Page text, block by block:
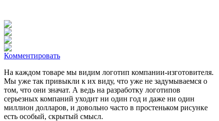
Комментировать
На каждом товаре мы видим логотип компании-изготовителя.
Мы уже так привыкли к их виду, что уже не задумываемся о
том, что они значат. А ведь на разработку логотипов
серьезных компаний уходит ни один год и даже ни один
миллион долларов, и довольно часто в простеньком рисунке
есть особый, скрытый смысл.